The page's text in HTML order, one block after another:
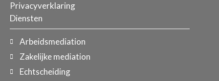
Privacyverklaring
Diensten
Arbeidsmediation
Zakelijke mediation
Echtscheiding